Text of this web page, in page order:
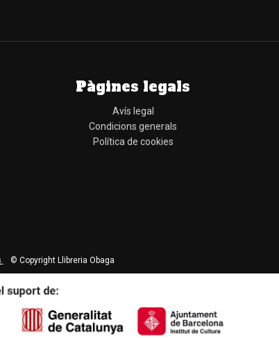
Pàgines legals
Avís legal
Condicions generals
Política de cookies
© Copyright Llibreria Obaga